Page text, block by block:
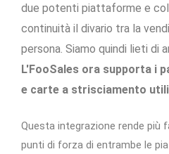
due potenti piattaforme e
continuità il divario tra la
persona. Siamo quindi lieti di
L'FooSales ora supporta i
e carte a strisciamento
Questa integrazione rende più
punti di forza di entrambe le